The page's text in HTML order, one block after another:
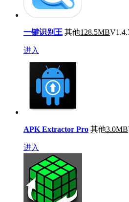
一键识别王 其他128.5MB
进入
APK Extractor Pro 其他3.0MB
进入